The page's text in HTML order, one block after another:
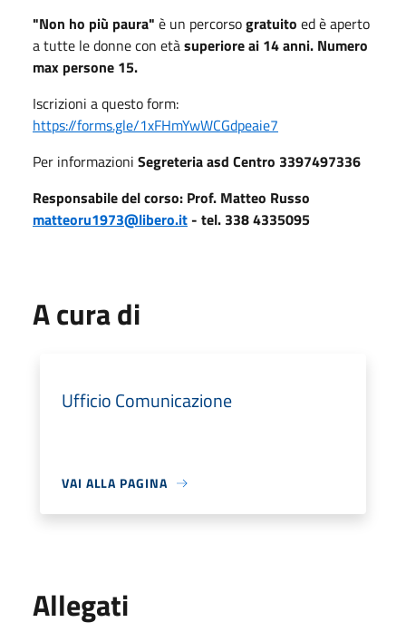
"Non ho più paura" è un percorsogratuito ed è aperto
a tutte le donne con etàsuperiore ai 14 anni. Numero
max persone 15.
Iscrizioni a questo form:
https://forms.gle/1xFHmYwWCGdpeaie7
Per informazioni Segreteria asd Centro 3397497336
Responsabile del corso: Prof. Matteo Russo
matteoru1973@libero.it- tel. 338 4335095
A cura di
Ufficio Comunicazione
VAI ALLA PAGINA
Allegati